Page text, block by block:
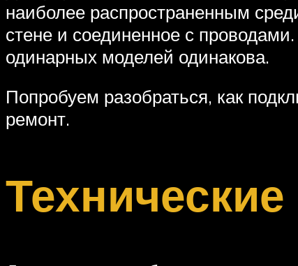
наиболее распространенным
стене и соединенное с
одинарных моделей одинакова.
Попробуем разобраться, как
ремонт.